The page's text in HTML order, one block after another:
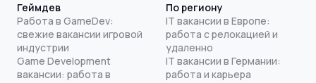
Геймдев
Работа в GameDev:
свежие вакансии игровой
индустрии
Game Development
вакансии: работа в
По региону
IT вакансии в Европе:
работа с релокацией и
удаленно
IT вакансии в Германии:
работа и карьера